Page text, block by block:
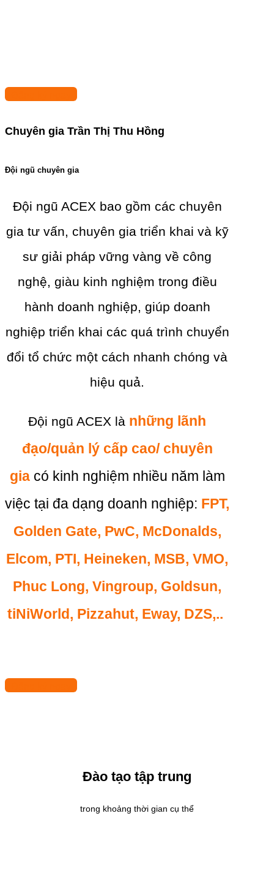
Chuyên gia Trần Thị Thu Hồng
Đội ngũ chuyên gia
Đội ngũ ACEX bao gồm các chuyên
gia tư vấn, chuyên gia triển khai và kỹ
sư giải pháp vững vàng về công
nghệ, giàu kinh nghiệm trong điều
hành doanh nghiệp, giúp doanh
nghiệp triển khai các quá trình chuyển
đổi tổ chức một cách nhanh chóng và
hiệu quả.
Đội ngũ ACEX là những lãnh
đạo/quản lý cấp cao/ chuyên
giacó kinh nghiệm nhiều năm làm
việc tại đa dạng doanh nghiệp: FPT,
Golden Gate, PwC, McDonalds,
Elcom, PTI, Heineken, MSB, VMO,
Phuc Long, Vingroup, Goldsun,
tiNiWorld, Pizzahut, Eway, DZS,..
Đào tạo tập trung
trong khoảng thời gian cụ thể